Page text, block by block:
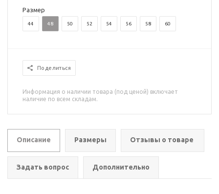
Размер
44 48 50 52 54 56 58 60
Поделиться
Информация о наличии товара (под ценой) включает
наличие по всем складам.
Описание Размеры Отзывы о товаре
Задать вопрос Дополнительно